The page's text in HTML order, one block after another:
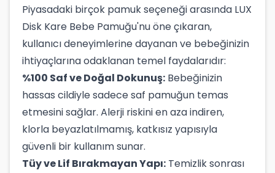
Piyasadaki birçok pamuk seçeneği arasında LUX
Disk Kare Bebe Pamuğu'nu öne çıkaran,
kullanıcı deneyimlerine dayanan ve bebeğinizin
ihtiyaçlarına odaklanan temel faydalarıdır:
%100 Saf ve Doğal Dokunuş: Bebeğinizin
hassas cildiyle sadece saf pamuğun temas
etmesini sağlar. Alerji riskini en aza indiren,
klorla beyazlatılmamış, katkısız yapısıyla
güvenli bir kullanım sunar.
Tüy ve Lif Bırakmayan Yapı: Temizlik sonrası